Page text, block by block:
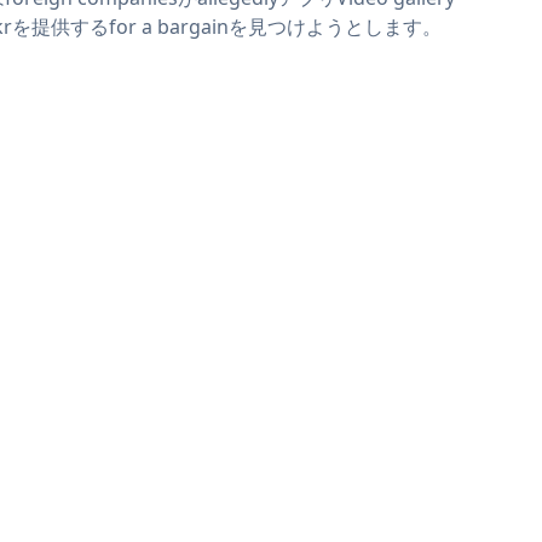
を提供するfor a bargainを見つけようとします。